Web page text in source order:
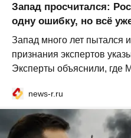
Запад просчитался:
одну ошибку, но всё
Запад много лет пытался
признания экспертов
Эксперты объяснили, где
news-r.ru